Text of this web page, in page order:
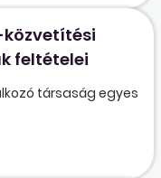
feltételei
társaság egyes